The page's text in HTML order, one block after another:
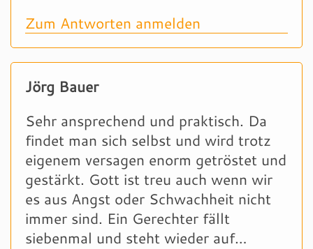
Zum Antworten anmelden
Jörg Bauer
Sehr ansprechend und praktisch. Da
findet man sich selbst und wird trotz
eigenem versagen enorm getröstet und
gestärkt. Gott ist treu auch wenn wir
es aus Angst oder Schwachheit nicht
immer sind. Ein Gerechter fällt
siebenmal und steht wieder auf…